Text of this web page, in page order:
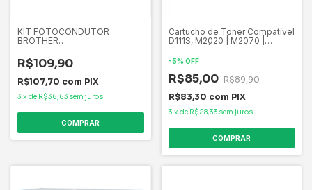
KIT FOTOCONDUTOR
BROTHER
20K DCP-L5652DN DCP-L5652
DCPL5652, DCPL5602DN
DCP-L5602DN DCP-L5602 D
R$109,90
R$107,70 com PIX
3 x de R$36,63 sem juros
Cartucho de Toner Compatível
D111S, M2020 | M2070 |
M2070F
-5% OFF
R$85,00 R$89,90
R$83,30 com PIX
3 x de R$28,33 sem juros